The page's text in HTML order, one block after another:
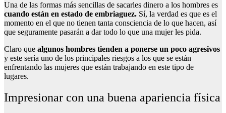
Una de las formas más sencillas de sacarles dinero a los hombres es
cuando están en estado de embriaguez. Sí, la verdad es que es el
momento en el que no tienen tanta consciencia de lo que hacen, así
que seguramente pasarán a dar todo lo que una mujer les pida.
Claro que algunos hombres tienden a ponerse un poco agresivos
y este sería uno de los principales riesgos a los que se están
enfrentando las mujeres que están trabajando en este tipo de
lugares.
Impresionar con una buena apariencia física